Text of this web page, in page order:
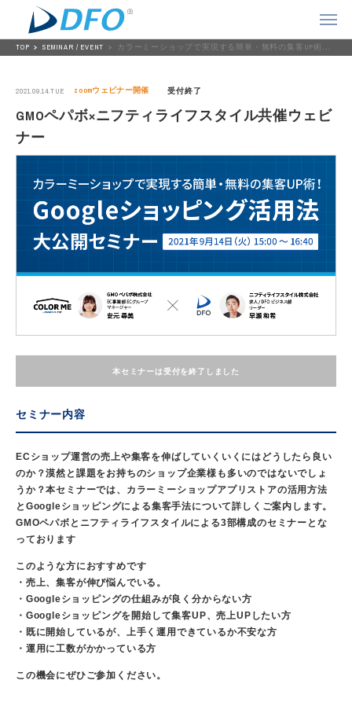
TOP SEMINAR / EVENT カラーミーショップで実現する簡単・無料の集客UP術！『Googleショッピング活用法』大公開セミナー
2021.09.14.TUE zoomウェビナー開催 受付終了
GMOペパボ×ニフティライフスタイル共催ウェビ
ナー
本セミナーは受付を終了しました
セミナー内容
ECショップ運営の売上や集客を伸ばしていくいくにはどうしたら良い
のか？漠然と課題をお持ちのショップ企業様も多いのではないでしょ
うか？本セミナーでは、カラーミーショップアプリストアの活用方法
とGoogleショッピングによる集客手法について詳しくご案内します。
GMOペパボとニフティライフスタイルによる3部構成のセミナーとな
っております
このような方におすすめです
・売上、集客が伸び悩んでいる。
・Googleショッピングの仕組みが良く分からない方
・Googleショッピングを開始して集客UP、売上UPしたい方
・既に開始しているが、上手く運用できているか不安な方
・運用に工数がかかっている方
この機会にぜひご参加ください。